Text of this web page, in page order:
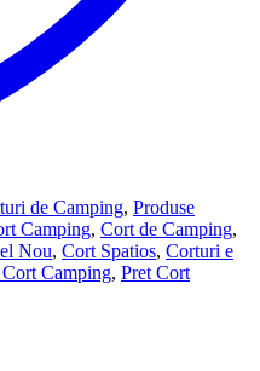
de Camping, Produse
Camping, Cort de Camping,
Nou, Cort Spatios, Corturi e
Camping, Pret Cort